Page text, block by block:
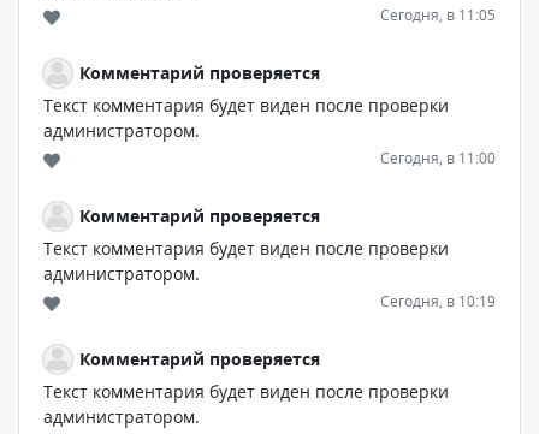
Сегодня, в 11:05
Комментарий проверяется
Текст комментария будет виден после проверки
администратором.
Сегодня, в 11:00
Комментарий проверяется
Текст комментария будет виден после проверки
администратором.
Сегодня, в 10:19
Комментарий проверяется
Текст комментария будет виден после проверки
администратором.